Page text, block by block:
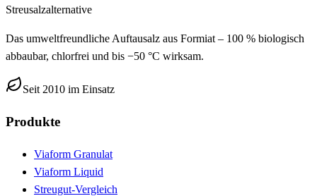
Streusalzalternative
Das umweltfreundliche Auftausalz aus Formiat – 100 % biologisch
abbaubar, chlorfrei und bis −50 °C wirksam.
Seit 2010 im Einsatz
Produkte
Viaform Granulat
Viaform Liquid
Streugut-Vergleich